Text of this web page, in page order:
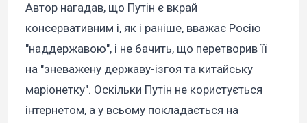
Автор нагадав, що Путін є вкрай
консервативним і, як і раніше, вважає Росію
"наддержавою", і не бачить, що перетворив її
на "зневажену державу-ізгоя та китайську
маріонетку". Оскільки Путін не користується
інтернетом, а у всьому покладається на